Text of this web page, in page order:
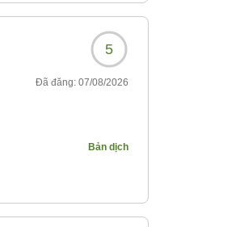
5
Đã đăng: 07/08/2026
Bản dịch